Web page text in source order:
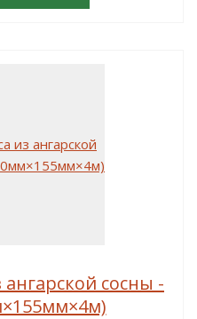
сосны -